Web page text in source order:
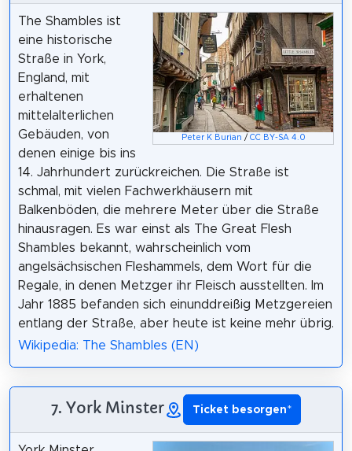
Peter K Burian / CC BY-SA 4.0
The Shambles ist
eine historische
Straße in York,
England, mit
erhaltenen
mittelalterlichen
Gebäuden, von
denen einige bis ins
14. Jahrhundert zurückreichen. Die Straße ist
schmal, mit vielen Fachwerkhäusern mit
Balkenböden, die mehrere Meter über die Straße
hinausragen. Es war einst als The Great Flesh
Shambles bekannt, wahrscheinlich vom
angelsächsischen Fleshammels, dem Wort für die
Regale, in denen Metzger ihr Fleisch ausstellten. Im
Jahr 1885 befanden sich einunddreißig Metzgereien
entlang der Straße, aber heute ist keine mehr übrig.
Wikipedia: The Shambles (EN)
7. York Minster Ticket besorgen*